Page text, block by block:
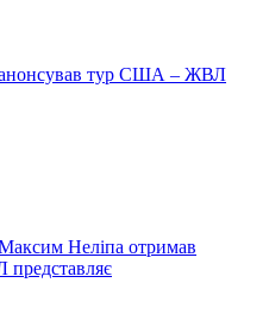
тур США – ЖВЛ
Неліпа отримав
представляє